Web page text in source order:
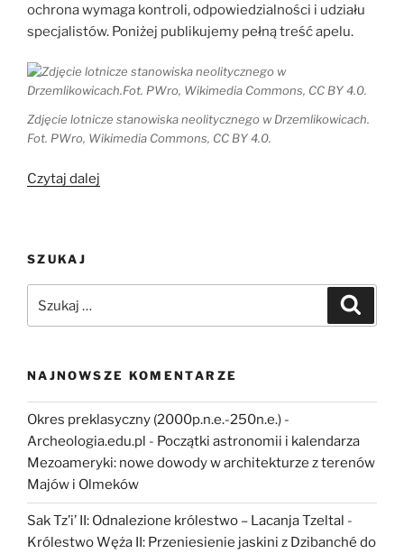
ochrona wymaga kontroli, odpowiedzialności i udziału
specjalistów. Poniżej publikujemy pełną treść apelu.
Zdjęcie lotnicze stanowiska neolitycznego w Drzemlikowicach.
Fot. PWro, Wikimedia Commons, CC BY 4.0.
Czytaj dalej
może
ochronie
w
SZUKAJ
NAJNOWSZE KOMENTARZE
Okres preklasyczny (2000p.n.e.-250n.e.) -
Archeologia.edu.pl - Początki astronomii i kalendarza
Mezoameryki: nowe dowody w architekturze z terenów
Majów i Olmeków
Sak Tz’i’ II: Odnalezione królestwo – Lacanja Tzeltal -
Królestwo Węża II: Przeniesienie jaskini z Dzibanché do